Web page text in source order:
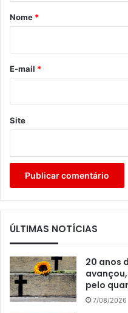
r
*
Nome *
E-mail *
Site
ÚLTIMAS NOTÍCIAS
20 anos
pelo
7/08/2026